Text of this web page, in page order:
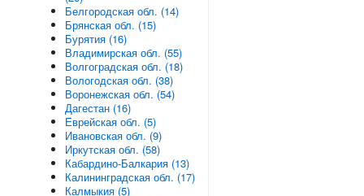
Белгородская обл. (14)
Брянская обл. (15)
Бурятия (16)
Владимирская обл. (55)
Волгоградская обл. (18)
Вологодская обл. (38)
Воронежская обл. (54)
Дагестан (16)
Еврейская обл. (5)
Ивановская обл. (9)
Иркутская обл. (58)
Кабардино-Балкария (13)
Калининградская обл. (17)
Калмыкия (5)